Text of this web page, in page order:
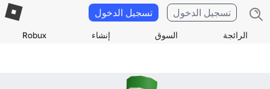
الرائجة السوق إنشاء Robux
تسجيل الدخول تسجيل الدخول